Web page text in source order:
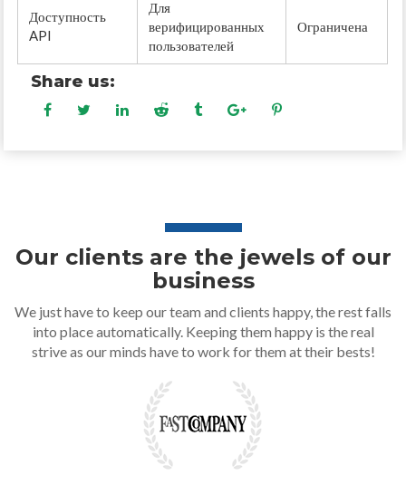
Доступность
API
Для
верифицированных
пользователей
Ограничена
Share us:
Our clients are the jewels of our
business
We just have to keep our team and clients happy, the rest falls
into place automatically. Keeping them happy is the real
strive as our minds have to work for them at their bests!